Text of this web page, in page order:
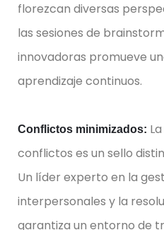
florezcan diversas
las sesiones de
innovadoras promueve
aprendizaje continuos.
Conflictos minimizados:
conflictos es un sello
Un líder experto en la
interpersonales y la
garantiza un entorno de